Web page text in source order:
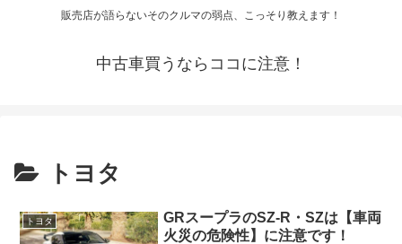
販売店が語らないそのクルマの弱点、こっそり教えます！
中古車買うならココに注意！
トヨタ
トヨタ
GRスープラのSZ-R・SZは【車両
火災の危険性】に注意です！